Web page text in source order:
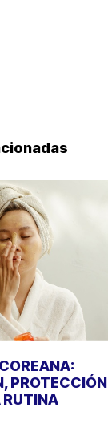
PROTECCIÓN
RUTINA